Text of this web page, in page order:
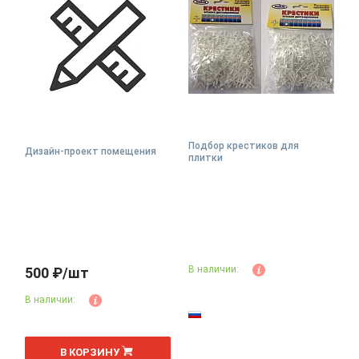
Дизайн-проект помещения
500 ₽/шт
В наличии:
В КОРЗИНУ
Подбор крестиков для
плитки
В наличии: